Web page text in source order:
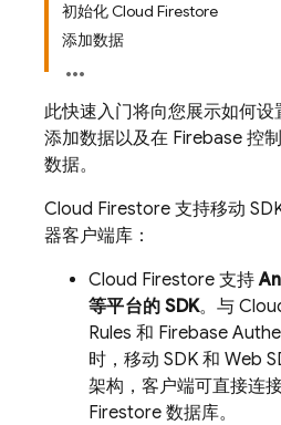
初始化 Cloud Firestore
添加数据
此快速入门将向您展示如何设
添加数据以及在 Firebase 控
数据。
Cloud Firestore 支持移动
器客户端库：
Cloud Firestore 支持
等平台的 SDK。与
Rules 和 Firebase
时，移动 SDK 和 Web
架构，客户端可直接连
Firestore 数据库。